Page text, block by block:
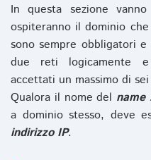
In questa sezione
ospiteranno il dominio
sono sempre obbligatori
due reti logicamente
accettati un massimo di
Qualora il nome del name
a dominio stesso, deve
indirizzo IP.